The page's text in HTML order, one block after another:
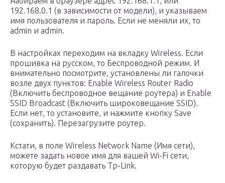
192.168.0.1 (в зависимости от модели), и указываем
имя пользователя и пароль. Если не меняли их, то
admin и admin.
В настройках переходим на вкладку Wireless. Если
прошивка на русском, то Беспроводной режим. И
внимательно посмотрите, установлены ли галочки
возле двух пунктов: Enable Wireless Router Radio
(Включить беспроводное вещание роутера) и Enable
SSID Broadcast (Включить широковещание SSID).
Если нет, то установите, и нажмите кнопку Save
(сохранить). Перезагрузите роутер.
Кстати, в поле Wireless Network Name (Имя сети),
можете задать новое имя для вашей Wi-Fi сети,
которую будет раздавать Tp-Link.